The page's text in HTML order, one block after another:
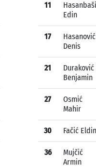
11
Edin
17
Hasanović
Denis
21
Duraković
Benjamin
27
Osmić
Mahir
30 Fačić Eldin
36
Mujčić
Armin